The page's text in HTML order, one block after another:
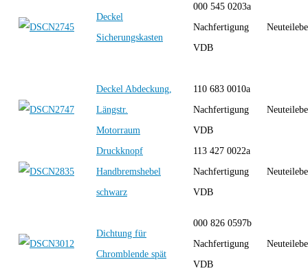
Deckel
Sicherungskasten
000 545 0203a
Nachfertigung
VDB
Deckel Abdeckung,
Längstr.
Motorraum
110 683 0010a
Nachfertigung
VDB
Druckknopf
Handbremshebel
schwarz
113 427 0022a
Nachfertigung
VDB
Dichtung für
Chromblende spät
000 826 0597b
Nachfertigung
VDB